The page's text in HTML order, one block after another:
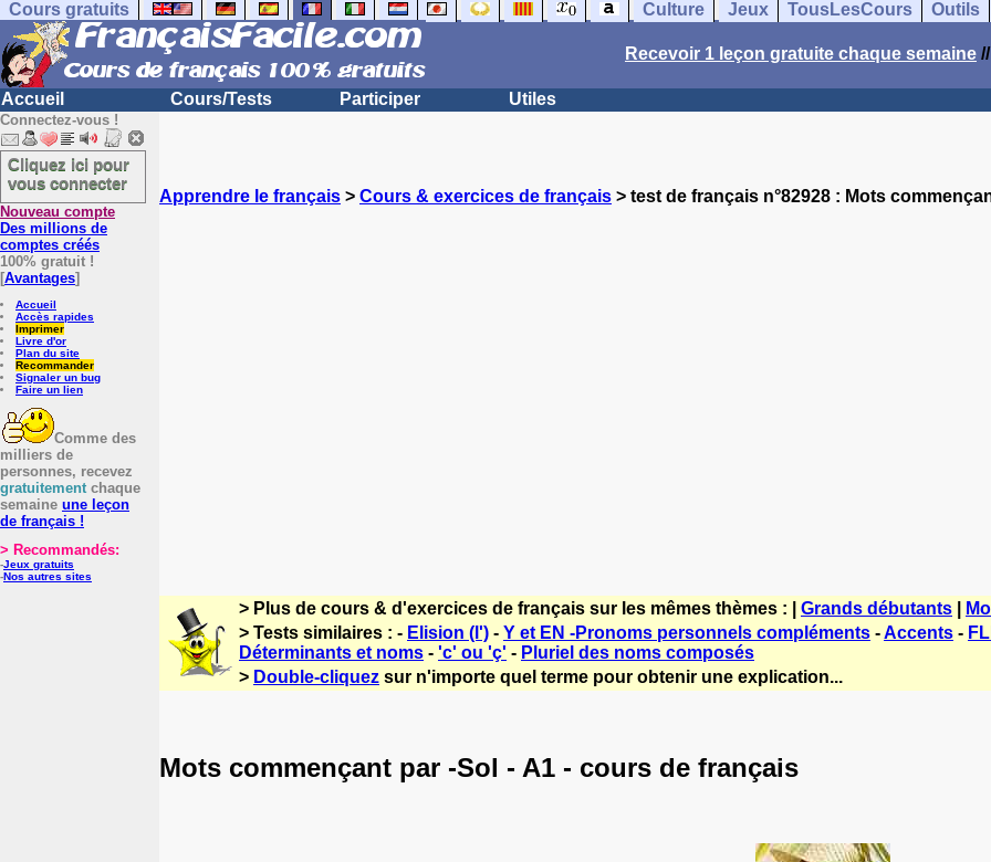
Cours gratuits Culture Jeux TousLesCours Outils
Recevoir 1 leçon gratuite chaque semaine //
Accueil Cours/Tests Participer Utiles
Connectez-vous !
Cliquez ici pour
vous connecter
Nouveau compte
Des millions de
comptes créés
100% gratuit !
[Avantages]
Accueil
Accès rapides
Imprimer
Livre d'or
Plan du site
Recommander
Signaler un bug
Faire un lien
Comme des
milliers de
personnes, recevez
gratuitementchaque
semaine une leçon
de français !
> Recommandés:
-Jeux gratuits
-Nos autres sites
Apprendre le français > Cours & exercices de français > test de français n°82928 : Mots
> Plus de cours & d'exercices de français sur les mêmes thèmes : | Grands débutants
> Tests similaires : - Elision (l') - Y et EN -Pronoms personnels compléments -Accents -
Déterminants et noms - 'c' ou 'ç' - Pluriel des noms composés
> Double-cliquez sur n'importe quel terme pour obtenir une explication...
Mots commençant par -Sol - A1 - cours de français